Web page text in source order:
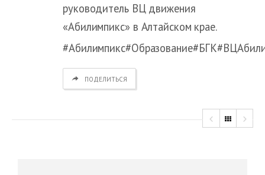
руководитель ВЦ движения
«Абилимпикс» в Алтайском крае.
ПОДЕЛИТЬСЯ